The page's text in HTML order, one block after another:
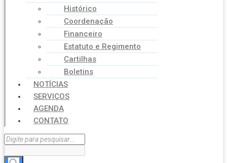
Histórico
Coordenação
Financeiro
Estatuto e Regimento
Cartilhas
Boletins
NOTÍCIAS
SERVIÇOS
AGENDA
CONTATO